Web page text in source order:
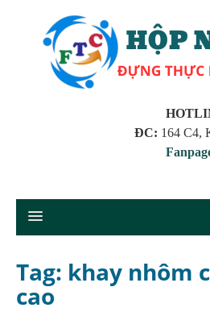
ĐC: 164 C4,
Tag: khay nhôm
cao